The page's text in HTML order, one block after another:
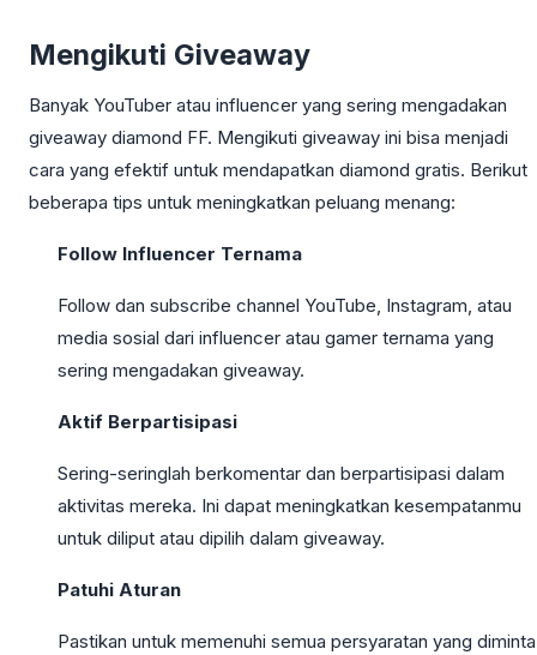
Mengikuti Giveaway
Banyak YouTuber atau influencer yang sering mengadakan
giveaway diamond FF. Mengikuti giveaway ini bisa menjadi
cara yang efektif untuk mendapatkan diamond gratis. Berikut
beberapa tips untuk meningkatkan peluang menang:
Follow Influencer Ternama
Follow dan subscribe channel YouTube, Instagram, atau
media sosial dari influencer atau gamer ternama yang
sering mengadakan giveaway.
Aktif Berpartisipasi
Sering-seringlah berkomentar dan berpartisipasi dalam
aktivitas mereka. Ini dapat meningkatkan kesempatanmu
untuk diliput atau dipilih dalam giveaway.
Patuhi Aturan
Pastikan untuk memenuhi semua persyaratan yang diminta